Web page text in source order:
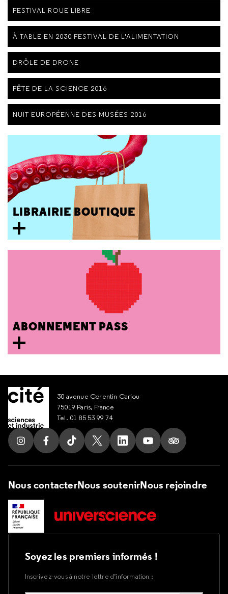
FESTIVAL ROUE LIBRE
À TABLE EN 2030 FESTIVAL DE L'ALIMENTATION
DRÔLE DE DRONE
FÊTE DE LA SCIENCE 2016
NUIT EUROPÉENNE DES MUSÉES 2016
LIBRAIRIE BOUTIQUE
ABONNEMENT PASS
30 avenue Corentin Cariou
75019 Paris, France
Tel. 01 85 53 99 74
Suivez nous sur Instagram
Suivez nous sur Facebook
Suivez nous sur Tik Tok
Suivez nous sur X
Suivez nous sur LinkedIn
Suivez nous sur
Suivez nous
Nous contacterNous soutenirNous rejoindre
Soyez les premiers informés !
Inscrivez-vous à notre lettre d’information :